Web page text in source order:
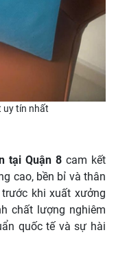
uy tín nhất
tại Quận 8 cam kết
cao, bền bỉ và thân
khi xuất xưởng
chất lượng nghiêm
quốc tế và sự hài